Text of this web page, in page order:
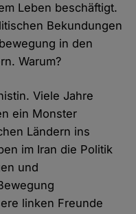
Leben beschäftigt.
Bekundungen
in den
Warum?
Viele Jahre
ein Monster
Ländern ins
im Iran die Politik
und
linken Freunde